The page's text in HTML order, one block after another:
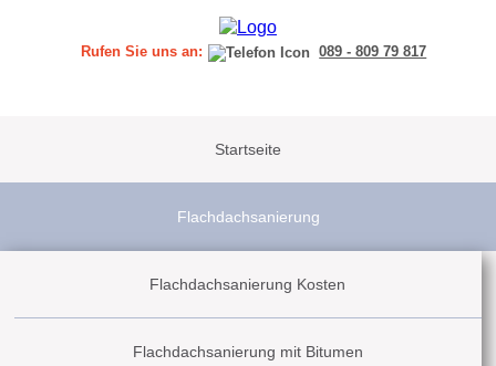
Rufen Sie uns an: 089 - 809 79 817
überspringen
Startseite
Flachdachsanierung
Flachdachsanierung Kosten
Flachdachsanierung mit Bitumen